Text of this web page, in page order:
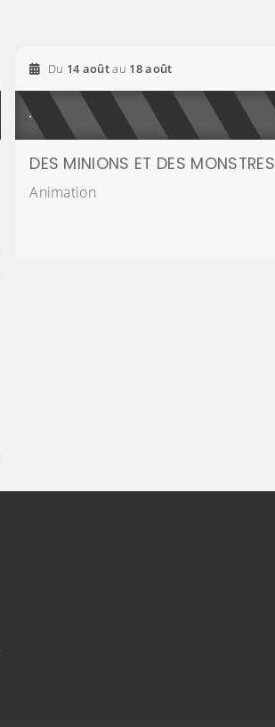
Du 14août2026
au 18août2026
DES MINIONS ET DES MONSTRES
Animation